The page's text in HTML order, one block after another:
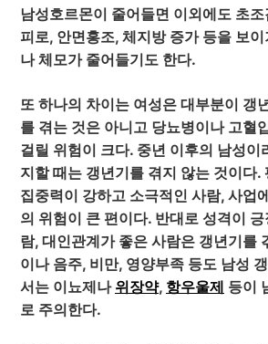
남성호르몬이 줄어들면 이외에도 초
피로, 안면홍조, 체지방 증가 등을 보
나 체모가 줄어들기도 한다.
또 하나의 차이는 여성은 대부분이 갱
를 겪는 것은 아니고 당뇨병이나 고혈
걸릴 위험이 크다. 중년 이후의 남성
지할 때는 갱년기를 겪지 않는 것이다
집중력이 강하고 소극적인 사람, 사업
의 위험이 큰 편이다. 반대로 성격이
람, 대인관계가 좋은 사람은 갱년기를
이나 음주, 비만, 영양부족 등도 남성
서는 이뇨제나 위장약, 항우울제 등이
로 주의한다.